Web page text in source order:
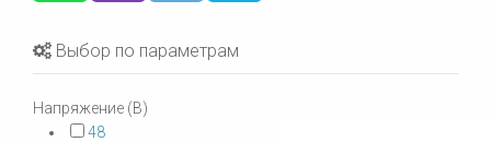
Выбор по параметрам
Напряжение (В)
48